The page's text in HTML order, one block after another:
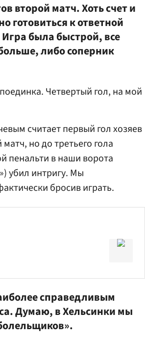
второй матч. Хоть счет и
готовиться к ответной
была быстрой, все
либо соперник
Четвертый гол, на мой
считает первый гол хозяев
но до третьего гола
пенальти в наши ворота
убил интригу. Мы
бросив играть.
справедливым
Думаю, в Хельсинки мы